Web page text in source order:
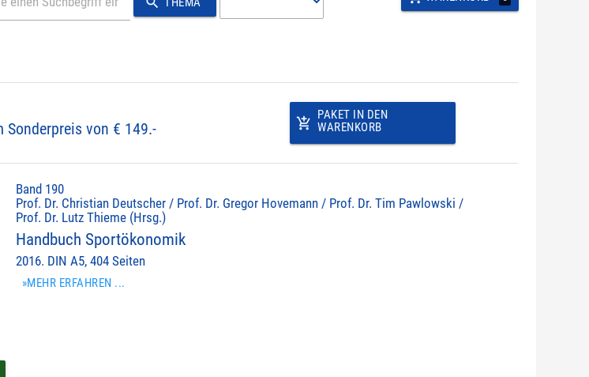
Sonderpreis von € 149.-
add_shopping_cart
PAKET IN DEN
WARENKORB
Band 190
Prof. Dr. Christian Deutscher / Prof. Dr. Gregor Hovemann / Prof. Dr. Tim Pawlowski /
Prof. Dr. Lutz Thieme (Hrsg.)
Handbuch Sportökonomik
2016. DIN A5, 404 Seiten
»MEHR ERFAHREN ...